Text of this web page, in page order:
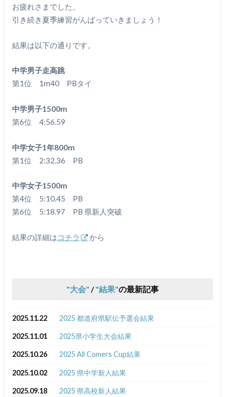
お疲れさまでした。
引き続き夏季練習がんばっていきましょう！
結果は以下の通りです。
中学男子走高跳
第1位 1m40 PBタイ
中学男子1500m
第6位 4:56.59
中学女子1年800m
第1位 2:32.36 PB
中学女子1500m
第4位 5:10.45 PB
第6位 5:18.97 PB 県新人突破
結果の詳細はコチラ から
大会 / 結果 の最新記事
2025.11.22 2025 都道府県駅伝予選会結果
2025.11.01 2025県小学生大会結果
2025.10.26 2025 All Comers Cup結果
2025.10.02 2025 県中学新人結果
2025.09.18 2025 県高校新人結果